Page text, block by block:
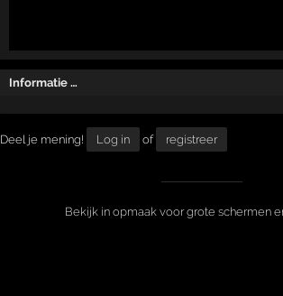
Informatie …
Deel je mening! Log in of registreer
Bekijk in opmaak voor grote schermen